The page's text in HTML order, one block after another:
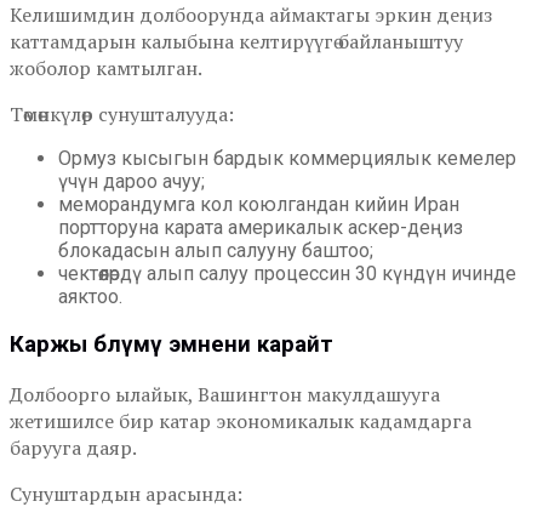
Келишимдин долбоорунда аймактагы эркин деңиз
каттамдарын калыбына келтирүүгө байланыштуу
жоболор камтылган.
Төмөнкүлөр сунушталууда:
Ормуз кысыгын бардык коммерциялык кемелер
үчүн дароо ачуу;
меморандумга кол коюлгандан кийин Иран
портторуна карата америкалык аскер-деңиз
блокадасын алып салууну баштоо;
чектөөлөрдү алып салуу процессин 30 күндүн ичинде
аяктоо.
Каржы бөлүмү эмнени карайт
Долбоорго ылайык, Вашингтон макулдашууга
жетишилсе бир катар экономикалык кадамдарга
барууга даяр.
Сунуштардын арасында: